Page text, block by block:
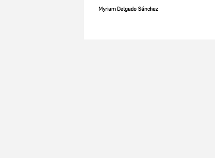
Myriam Delgado Sánchez